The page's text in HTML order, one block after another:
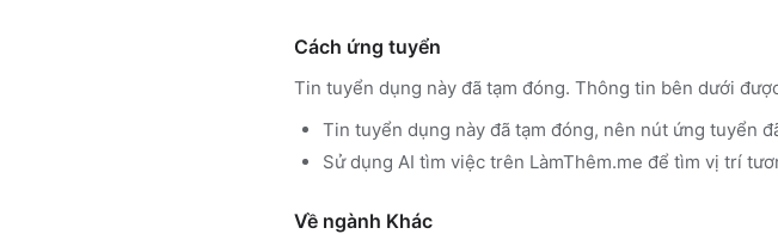
Cách ứng tuyển
Tin tuyển dụng này đã tạm đóng. Thông tin bên dưới
Tin tuyển dụng này đã tạm đóng, nên nút ứng tuyển
Sử dụng AI tìm việc trên LàmThêm.me để tìm vị trí
Về ngành Khác